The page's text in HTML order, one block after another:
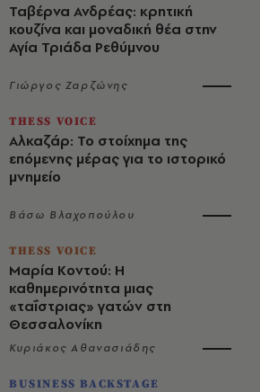
Ταβέρνα Ανδρέας: κρητική
κουζίνα και μοναδική θέα στην
Αγία Τριάδα Ρεθύμνου
Γιώργος Ζαρζώνης
THESS VOICE
Αλκαζάρ: Το στοίχημα της
επόμενης μέρας για το ιστορικό
μνημείο
Βάσω Βλαχοπούλου
THESS VOICE
Μαρία Κοντού: Η
καθημερινότητα μιας
«ταΐστριας» γατών στη
Θεσσαλονίκη
Κυριάκος Αθανασιάδης
BUSINESS BACKSTAGE